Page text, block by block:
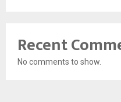
Recent
No comments to show.